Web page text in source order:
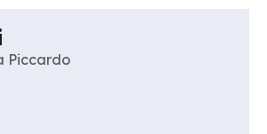
Piccardo